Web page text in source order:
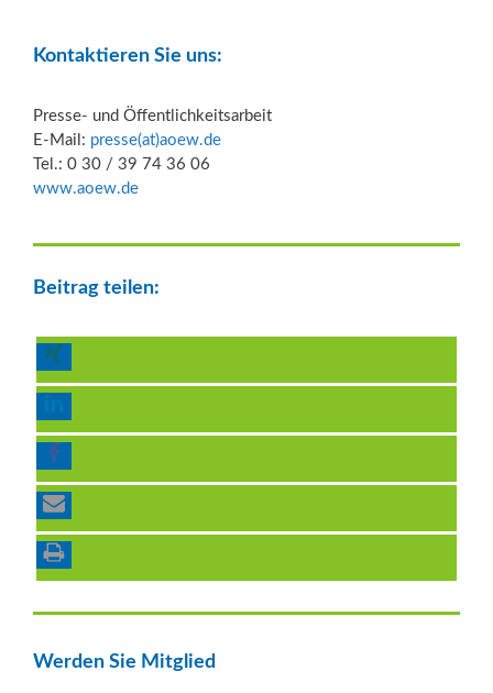
Kontaktieren Sie uns:
Presse- und Öffentlichkeitsarbeit
E-Mail: presse(at)aoew.de
Tel.: 0 30 / 39 74 36 06
www.aoew.de
Beitrag teilen:
Werden Sie Mitglied